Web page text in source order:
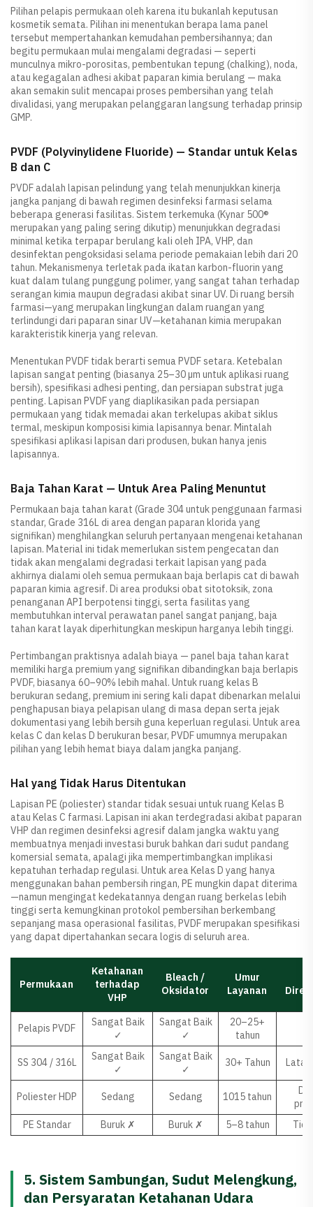
Pilihan pelapis permukaan oleh karena itu bukanlah keputusan
kosmetik semata. Pilihan ini menentukan berapa lama panel
tersebut mempertahankan kemudahan pembersihannya; dan
begitu permukaan mulai mengalami degradasi — seperti
munculnya mikro-porositas, pembentukan tepung (chalking), noda,
atau kegagalan adhesi akibat paparan kimia berulang — maka
akan semakin sulit mencapai proses pembersihan yang telah
divalidasi, yang merupakan pelanggaran langsung terhadap prinsip
GMP.
PVDF (Polyvinylidene Fluoride) — Standar untuk Kelas
B dan C
PVDF adalah lapisan pelindung yang telah menunjukkan kinerja
jangka panjang di bawah regimen desinfeksi farmasi selama
beberapa generasi fasilitas. Sistem terkemuka (Kynar 500®
merupakan yang paling sering dikutip) menunjukkan degradasi
minimal ketika terpapar berulang kali oleh IPA, VHP, dan
desinfektan pengoksidasi selama periode pemakaian lebih dari 20
tahun. Mekanismenya terletak pada ikatan karbon-fluorin yang
kuat dalam tulang punggung polimer, yang sangat tahan terhadap
serangan kimia maupun degradasi akibat sinar UV. Di ruang bersih
farmasi—yang merupakan lingkungan dalam ruangan yang
terlindungi dari paparan sinar UV—ketahanan kimia merupakan
karakteristik kinerja yang relevan.
Menentukan PVDF tidak berarti semua PVDF setara. Ketebalan
lapisan sangat penting (biasanya 25–30 µm untuk aplikasi ruang
bersih), spesifikasi adhesi penting, dan persiapan substrat juga
penting. Lapisan PVDF yang diaplikasikan pada persiapan
permukaan yang tidak memadai akan terkelupas akibat siklus
termal, meskipun komposisi kimia lapisannya benar. Mintalah
spesifikasi aplikasi lapisan dari produsen, bukan hanya jenis
lapisannya.
Baja Tahan Karat — Untuk Area Paling Menuntut
Permukaan baja tahan karat (Grade 304 untuk penggunaan farmasi
standar, Grade 316L di area dengan paparan klorida yang
signifikan) menghilangkan seluruh pertanyaan mengenai ketahanan
lapisan. Material ini tidak memerlukan sistem pengecatan dan
tidak akan mengalami degradasi terkait lapisan yang pada
akhirnya dialami oleh semua permukaan baja berlapis cat di bawah
paparan kimia agresif. Di area produksi obat sitotoksik, zona
penanganan API berpotensi tinggi, serta fasilitas yang
membutuhkan interval perawatan panel sangat panjang, baja
tahan karat layak diperhitungkan meskipun harganya lebih tinggi.
Pertimbangan praktisnya adalah biaya — panel baja tahan karat
memiliki harga premium yang signifikan dibandingkan baja berlapis
PVDF, biasanya 60–90% lebih mahal. Untuk ruang kelas B
berukuran sedang, premium ini sering kali dapat dibenarkan melalui
penghapusan biaya pelapisan ulang di masa depan serta jejak
dokumentasi yang lebih bersih guna keperluan regulasi. Untuk area
kelas C dan kelas D berukuran besar, PVDF umumnya merupakan
pilihan yang lebih hemat biaya dalam jangka panjang.
Hal yang Tidak Harus Ditentukan
Lapisan PE (poliester) standar tidak sesuai untuk ruang Kelas B
atau Kelas C farmasi. Lapisan ini akan terdegradasi akibat paparan
VHP dan regimen desinfeksi agresif dalam jangka waktu yang
membuatnya menjadi investasi buruk bahkan dari sudut pandang
komersial semata, apalagi jika mempertimbangkan implikasi
kepatuhan terhadap regulasi. Untuk area Kelas D yang hanya
menggunakan bahan pembersih ringan, PE mungkin dapat diterima
—namun mengingat kedekatannya dengan ruang berkelas lebih
tinggi serta kemungkinan protokol pembersihan berkembang
sepanjang masa operasional fasilitas, PVDF merupakan spesifikasi
yang dapat dipertahankan secara logis di seluruh area.
Permukaan
Ketahanan
terhadap
VHP
Bleach /
Oksidator
Umur
Layanan
Pelapis PVDF
Sangat Baik
✓
Sangat Baik
✓
20–25+
tahun
SS 304 / 316L
Sangat Baik
✓
Sangat Baik
✓
30+ Tahun Latar
Poliester HDP Sedang Sedang 1015 tahun
D
PE Standar
Buruk ✗ Buruk ✗ 5–8 tahun
5. Sistem Sambungan, Sudut Melengkung,
dan Persyaratan Ketahanan Udara